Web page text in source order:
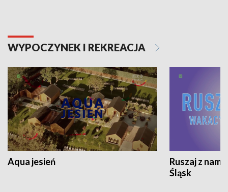
WYPOCZYNEK I REKREACJA
Aqua jesień
Ruszaj z
Śląsk